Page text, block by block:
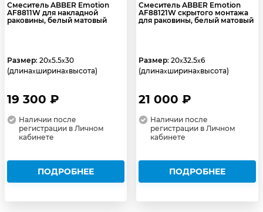
Смеситель ABBER Emotion
AF8811W для накладной
раковины, белый матовый
Размер: 20x5.5x30
(длинаxширинаxвысота)
19 300 ₽
Наличии после
регистрации в Личном
кабинете
ПОДРОБНЕЕ
Смеситель ABBER Emotion
AF88121W скрытого монтажа
для раковины, белый матовый
Размер: 20x32.5x6
(длинаxширинаxвысота)
21 000 ₽
Наличии после
регистрации в Личном
кабинете
ПОДРОБНЕЕ